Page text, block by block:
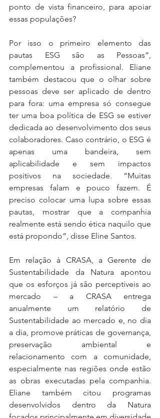
ponto de vista financeiro, para apoiar
essas populações?
Por isso o primeiro elemento das
pautas ESG são as Pessoas”,
complementou a profissional. Eliane
também destacou que o olhar sobre
pessoas deve ser aplicado de dentro
para fora: uma empresa só consegue
ter uma boa política de ESG se estiver
dedicada ao desenvolvimento dos seus
colaboradores. Caso contrário, o ESG é
apenas uma bandeira, sem
aplicabilidade e sem impactos
positivos na sociedade. “Muitas
empresas falam e pouco fazem. É
preciso colocar uma lupa sobre essas
pautas, mostrar que a companhia
realmente está sendo ética naquilo que
está propondo”, disse Eline Santos.
Em relação à CRASA, a Gerente de
Sustentabilidade da Natura apontou
que os esforços já são perceptíveis ao
mercado – a CRASA entrega
anualmente um relatório de
Sustentabilidade ao mercado e, no dia
a dia, promove práticas de governança,
preservação ambiental e
relacionamento com a comunidade,
especialmente nas regiões onde estão
as obras executadas pela companhia.
Eliane também citou programas
desenvolvidos dentro da Natura